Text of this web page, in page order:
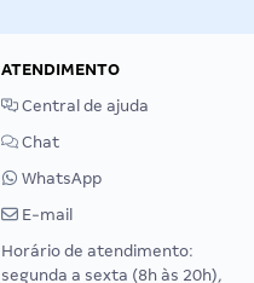
ATENDIMENTO
Central de ajuda
Chat
WhatsApp
E-mail
Horário de atendimento:
segunda a sexta (8h às 20h),